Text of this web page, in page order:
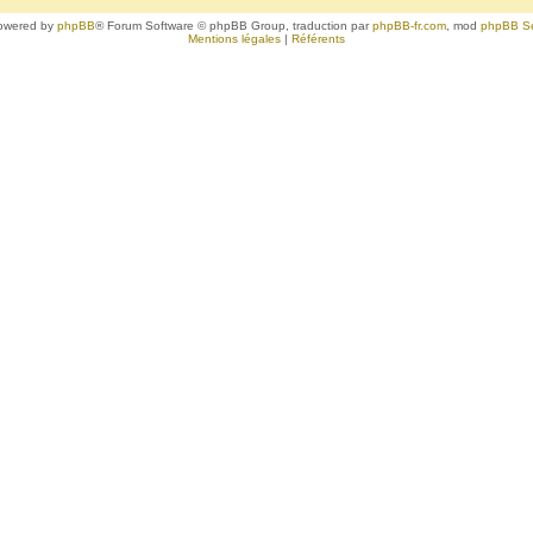
by phpBB® Forum Software © phpBB Group, traduction parphpBB-fr.com , mod phpBB
Mentions légales | Référents